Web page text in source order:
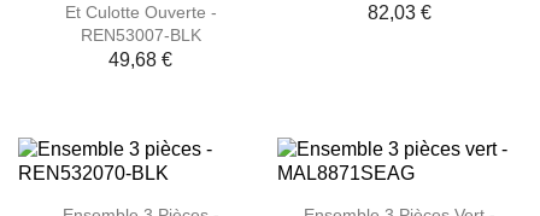
Et Culotte Ouverte -
REN53007-BLK
49,68 €
82,03 €